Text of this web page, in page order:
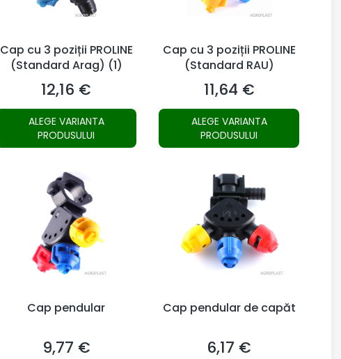
Cap cu 3 poziții PROLINE
(Standard Arag) (1)
Preț
12,16 €
ALEGE VARIANTA
PRODUSULUI
Cap cu 3 poziții PROLINE
(Standard RAU)
Preț
11,64 €
ALEGE VARIANTA
PRODUSULUI
Cap pendular
Preț
9,77 €
Cap pendular de capăt
Preț
6,17 €